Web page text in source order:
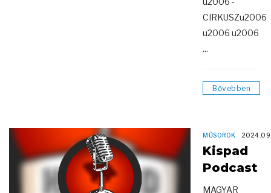
CIRKUSZu2006
u2006 u2006
...
Bővebben
MŰSOROK
Kispad
Podcast
MAGYAR